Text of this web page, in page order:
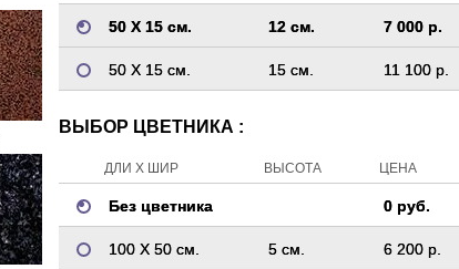
50 Х 15 см. 12 см. 7 000 р.
50 Х 15 см. 15 см. 11 100 р.
ВЫБОР ЦВЕТНИКА :
ДЛИ Х ШИР ВЫСОТА ЦЕНА
Без цветника 0 руб.
100 Х 50 см. 5 см. 6 200 р.